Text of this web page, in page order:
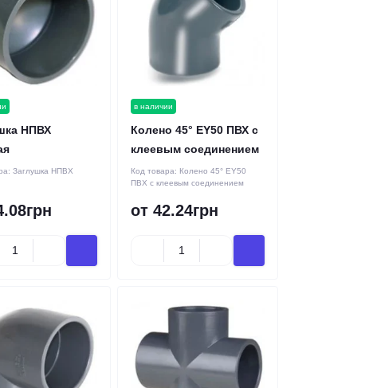
НПВХ
Заглушка НПВХ
в наличии
Колено 45° EY50 ПВХ с
клеевым соединением
Код товара: Колено 45° EY50
ПВХ с клеевым соединением
от 42.24грн